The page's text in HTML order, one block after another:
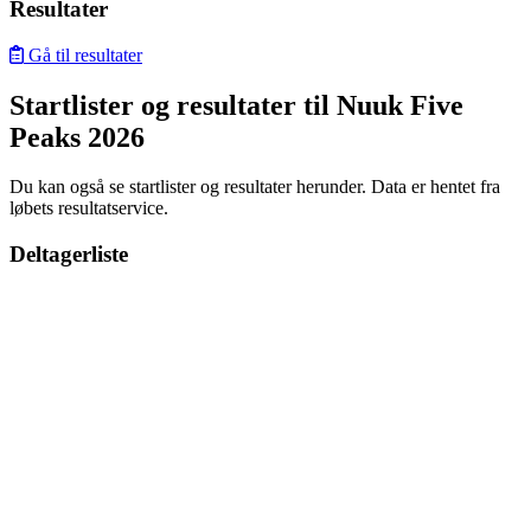
Resultater
Gå til resultater
Startlister og resultater til Nuuk Five
Peaks 2026
Du kan også se startlister og resultater herunder. Data er hentet fra
løbets resultatservice.
Deltagerliste